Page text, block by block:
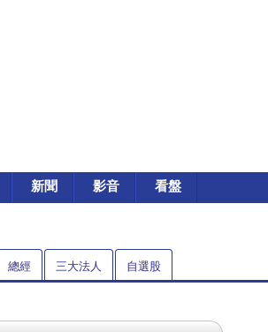
新聞 影音 看盤
總經 三大法人 自選股